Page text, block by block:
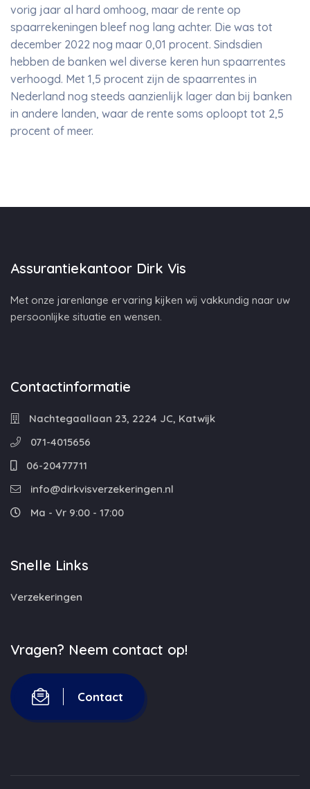
vorig jaar al hard omhoog, maar de rente op
spaarrekeningen bleef nog lang achter. Die was tot
december 2022 nog maar 0,01 procent. Sindsdien
hebben de banken wel diverse keren hun spaarrentes
verhoogd. Met 1,5 procent zijn de spaarrentes in
Nederland nog steeds aanzienlijk lager dan bij banken
in andere landen, waar de rente soms oploopt tot 2,5
procent of meer.
Assurantiekantoor Dirk Vis
Met onze jarenlange ervaring kijken wij vakkundig naar uw
persoonlijke situatie en wensen.
Contactinformatie
Nachtegaallaan 23, 2224 JC, Katwijk
071-4015656
06-20477711
info@dirkvisverzekeringen.nl
Ma - Vr 9:00 - 17:00
Snelle Links
Verzekeringen
Vragen? Neem contact op!
Contact